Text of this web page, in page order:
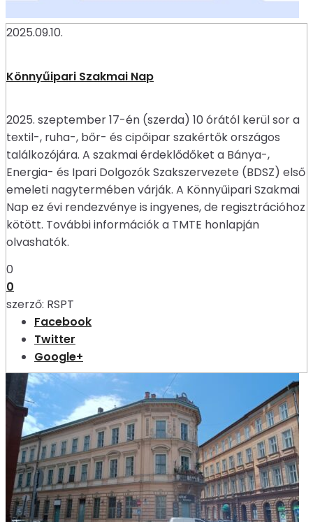
2025.09.10.
Könnyűipari Szakmai Nap
2025. szeptember 17-én (szerda) 10 órától kerül sor a
textil-, ruha-, bőr- és cipőipar szakértők országos
találkozójára. A szakmai érdeklődőket a Bánya-,
Energia- és Ipari Dolgozók Szakszervezete (BDSZ) első
emeleti nagytermében várják. A Könnyűipari Szakmai
Nap ez évi rendezvénye is ingyenes, de regisztrációhoz
kötött. További információk a TMTE honlapján
olvashatók.
0
0
szerző: RSPT
Facebook
Twitter
Google+